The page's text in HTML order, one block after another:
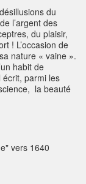
du
l’argent des
du plaisir,
! L’occasion de
nature « vaine ».
habit de
parmi les
la beauté
vers 1640